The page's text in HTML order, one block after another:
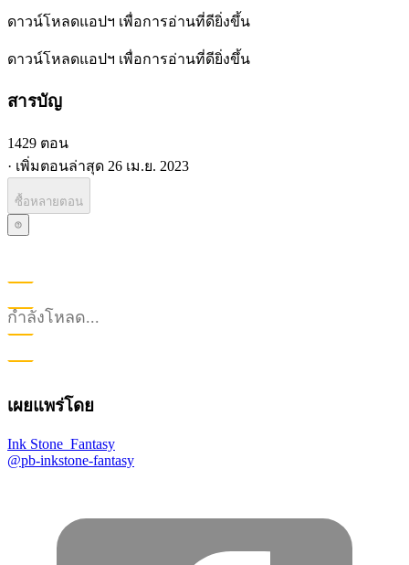
ดาวน์โหลดแอปฯ เพื่อการอ่านที่ดียิ่งขึ้น
ดาวน์โหลดแอปฯ เพื่อการอ่านที่ดียิ่งขึ้น
สารบัญ
1429 ตอน
· เพิ่มตอนล่าสุด 26 เม.ย. 2023
ซื้อหลายตอน
กำลังโหลด...
เผยแพร่โดย
Ink Stone_Fantasy
@pb-inkstone-fantasy